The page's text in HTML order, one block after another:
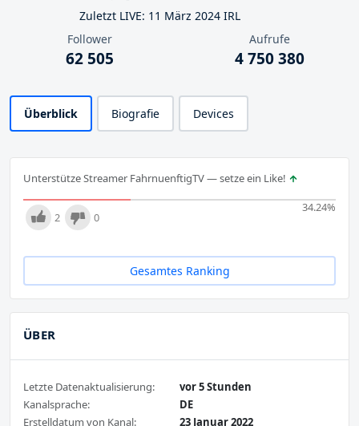
Zuletzt LIVE: 11 März 2024 IRL
Follower
62 505
Aufrufe
4 750 380
Überblick Biografie Devices
Unterstütze Streamer FahrnuenftigTV — setze ein Like!
34.24%
2 0
Gesamtes Ranking
ÜBER
Letzte Datenaktualisierung:
vor 5 Stunden
Kanalsprache:
DE
Erstelldatum von Kanal:
23 Januar 2022